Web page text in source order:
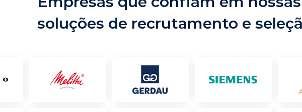
soluções de recrutamento e